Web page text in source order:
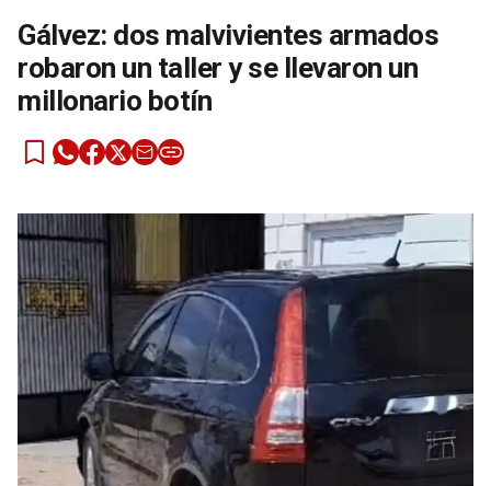
Gálvez: dos malvivientes armados
robaron un taller y se llevaron un
millonario botín